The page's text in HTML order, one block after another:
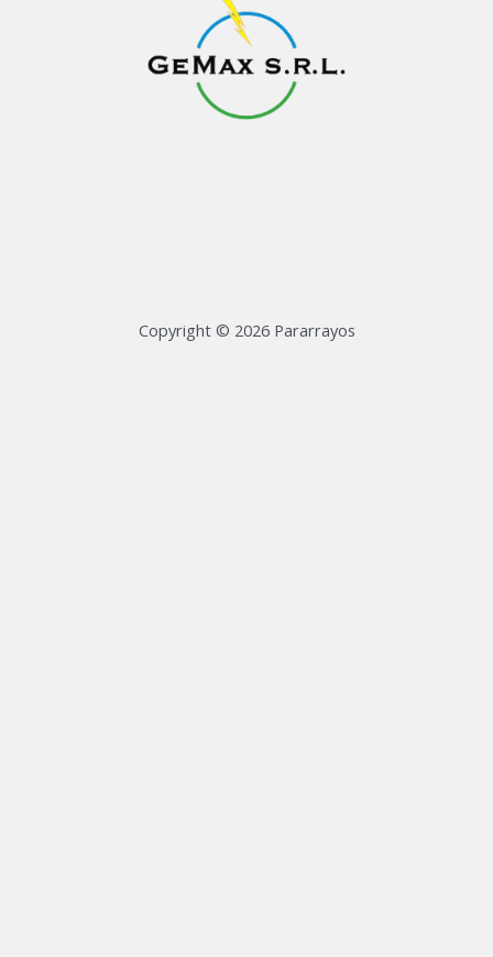
Copyright © 2026 Pararrayos